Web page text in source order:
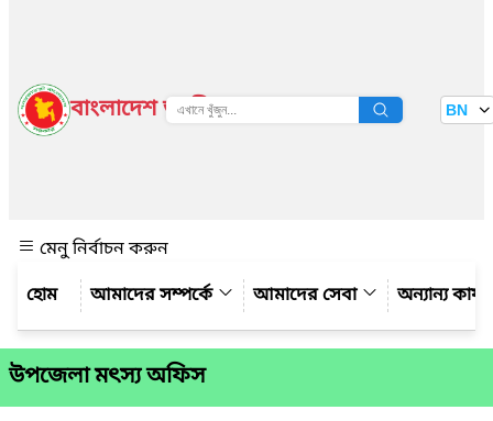
বাংলাদেশ জাতীয় তথ্য বাতায়ন BN
মেনু নির্বাচন করুন
আমাদের সম্পর্কে
আমাদের সেবা অন্যান্য
উপজেলা মৎস্য অফিস